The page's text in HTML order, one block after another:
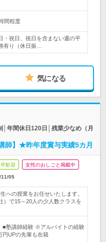
間程度
・祝日、祝日を含まない週の平
有り（休日振…
気になる
│年間休日120日│残業少なめ（月
師】★昨年度賞与実績5カ月
歓迎 女性のおしごと掲載中
11/05
への授業をお任せいたします。
）で15～20人の少人数クラスを
■塾講師経験 ※アルバイトの経験
UPの先輩も在籍